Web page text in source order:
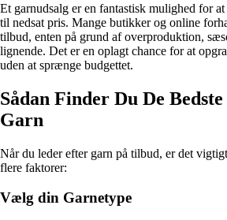
Et garnudsalg er en fantastisk mulighed for
til nedsat pris. Mange butikker og online
tilbud, enten på grund af overproduktion,
lignende. Det er en oplagt chance for at
uden at sprænge budgettet.
Sådan Finder Du De
Garn
Når du leder efter garn på tilbud, er det
flere faktorer:
Vælg din Garnetype